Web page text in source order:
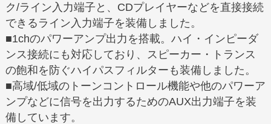
ク/ライン入力端子と、CDプレイヤーなどを直接接続
できるライン入力端子を装備しました。
■1chのパワーアンプ出力を搭載。ハイ・インピーダ
ンス接続にも対応しており、スピーカー・トランス
の飽和を防ぐハイパスフィルターも装備しました。
■高域/低域のトーンコントロール機能や他のパワーア
ンプなどに信号を出力するためのAUX出力端子を装
備しています。